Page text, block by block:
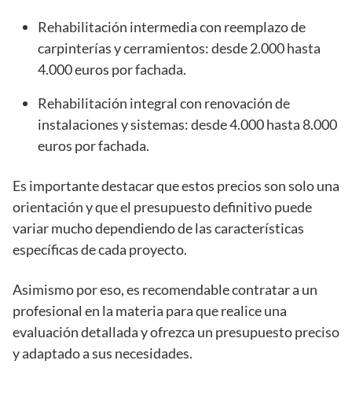
Rehabilitación intermedia con reemplazo de
carpinterías y cerramientos: desde 2.000 hasta
4.000 euros por fachada.
Rehabilitación integral con renovación de
instalaciones y sistemas: desde 4.000 hasta 8.000
euros por fachada.
Es importante destacar que estos precios son solo una
orientación y que el presupuesto definitivo puede
variar mucho dependiendo de las características
específicas de cada proyecto.
Asimismo por eso, es recomendable contratar a un
profesional en la materia para que realice una
evaluación detallada y ofrezca un presupuesto preciso
y adaptado a sus necesidades.